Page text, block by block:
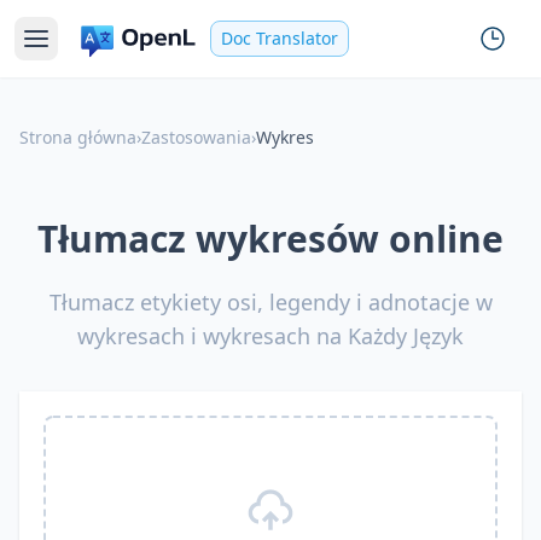
Doc Translator
Strona główna›Zastosowania›Wykres
Tłumacz wykresów online
Tłumacz etykiety osi, legendy i adnotacje w
wykresach i wykresach na Każdy Język